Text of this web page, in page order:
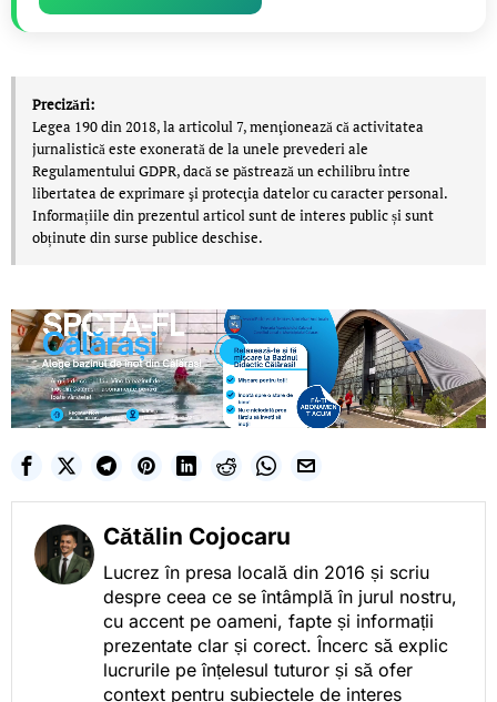
Precizări:
Legea 190 din 2018, la articolul 7, menţionează că activitatea
jurnalistică este exonerată de la unele prevederi ale
Regulamentului GDPR, dacă se păstrează un echilibru între
libertatea de exprimare şi protecţia datelor cu caracter personal.
Informațiile din prezentul articol sunt de interes public și sunt
obținute din surse publice deschise.
Cătălin Cojocaru
Lucrez în presa locală din 2016 și scriu
despre ceea ce se întâmplă în jurul nostru,
cu accent pe oameni, fapte și informații
prezentate clar și corect. Încerc să explic
lucrurile pe înțelesul tuturor și să ofer
context pentru subiectele de interes